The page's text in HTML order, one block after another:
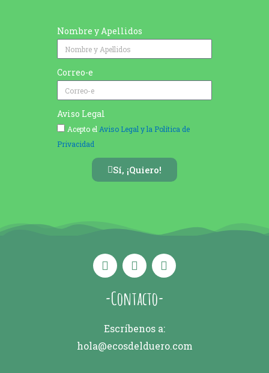
Nombre y Apellidos
Correo-e
Aviso Legal
Acepto el Aviso Legal y la Política de
Privacidad
Sí, ¡Quiero!
-Contacto-
Escríbenos a:
hola@ecosdelduero.com